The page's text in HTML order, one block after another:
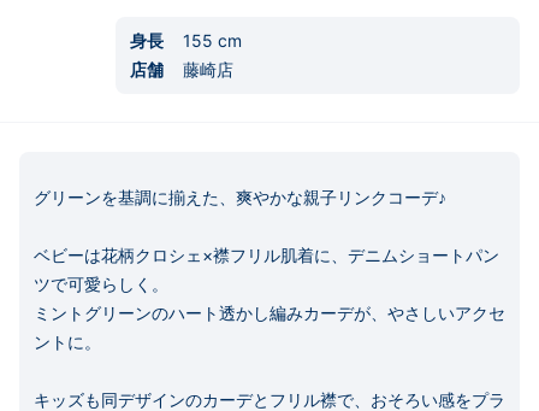
身長 155 cm
店舗
藤崎店
グリーンを基調に揃えた、爽やかな親子リンクコーデ♪
ベビーは花柄クロシェ×襟フリル肌着に、デニムショートパン
ツで可愛らしく。
ミントグリーンのハート透かし編みカーデが、やさしいアクセ
ントに。
キッズも同デザインのカーデとフリル襟で、おそろい感をプラ